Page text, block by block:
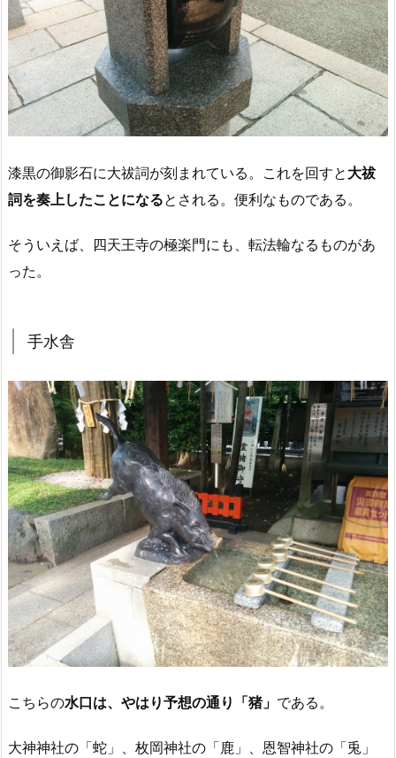
漆黒の御影石に大祓詞が刻まれている。これを回すと 大祓
詞を奏上したことになるとされる。便利なものである。
そういえば、四天王寺の極楽門にも、転法輪なるものがあ
った。
手水舎
こちらの水口は、やはり予想の通り「猪」 である。
大神神社の「蛇」、枚岡神社の「鹿」、恩智神社の「兎」